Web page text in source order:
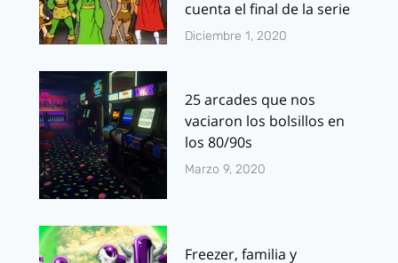
cuenta el final de la serie
Diciembre 1, 2020
25 arcades que nos
vaciaron los bolsillos en
los 80/90s
Marzo 9, 2020
Freezer, familia y